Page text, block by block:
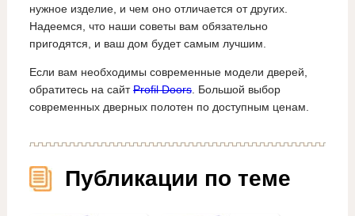
нужное изделие, и чем оно отличается от других.
Надеемся, что наши советы вам обязательно
пригодятся, и ваш дом будет самым лучшим.
Если вам необходимы современные модели дверей,
обратитесь на сайтProfil Doors. Большой выбор
современных дверных полотен по доступным ценам.
Публикации по теме